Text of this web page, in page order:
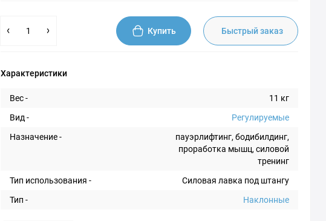
Купить Быстрый заказ
Характеристики
Вес -
11 кг
Вид -
Регулируемые
Назначение -
пауэрлифтинг, бодибилдинг,
проработка мышц, силовой
тренинг
Тип использования -
Силовая лавка под штангу
Тип -
Наклонные